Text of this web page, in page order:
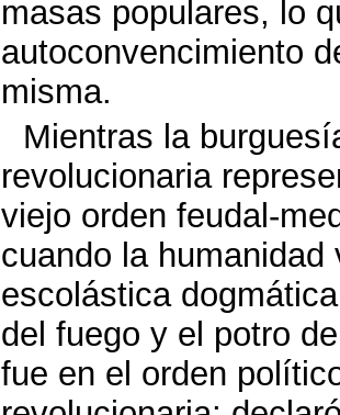
masas populares, lo
autoconvencimiento
misma.
Mientras la
revolucionaria
viejo orden feudal-
cuando la
escolástica
del fuego y el potro
fue en el orden